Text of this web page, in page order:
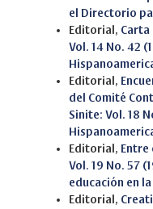
el Directorio
Editorial, Carta
Vol. 14 No. 42
Editorial,
del Comité
Sinite: Vol. 18
Editorial, Entre
Vol. 19 No. 57
educación en la
Editorial,